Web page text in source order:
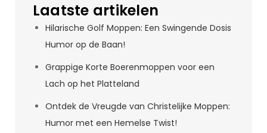
Laatste artikelen
Hilarische Golf Moppen: Een Swingende Dosis
Humor op de Baan!
Grappige Korte Boerenmoppen voor een
Lach op het Platteland
Ontdek de Vreugde van Christelijke Moppen:
Humor met een Hemelse Twist!